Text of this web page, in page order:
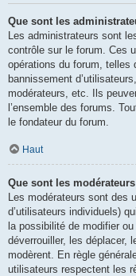
Que sont les
Les administrateurs sont
contrôle sur le forum. Ces
opérations du forum, telles
bannissement
modérateurs, etc. Ils
l’ensemble des forums.
le fondateur du forum.
Haut
Que sont les
Les modérateurs sont des
d’utilisateurs individuels)
la possibilité de modifier
déverrouiller, les déplacer,
modèrent. En règle
utilisateurs respectent les